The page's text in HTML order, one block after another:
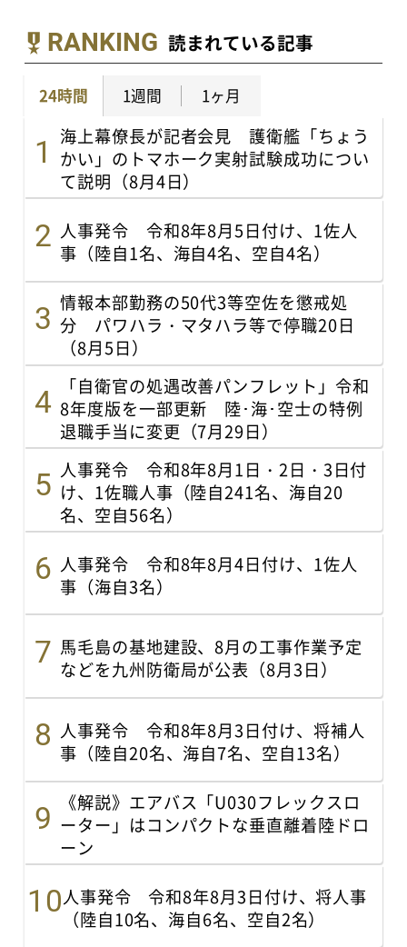
RANKING 読まれている記事
24時間 1週間 1ヶ月
海上幕僚長が記者会見 護衛艦「ちょう
かい」のトマホーク実射試験成功につい
て説明（8月4日）
人事発令 令和8年8月5日付け、1佐人
事（陸自1名、海自4名、空自4名）
情報本部勤務の50代3等空佐を懲戒処
分 パワハラ・マタハラ等で停職20日
（8月5日）
「自衛官の処遇改善パンフレット」令和
8年度版を一部更新 陸･海･空士の特例
退職手当に変更（7月29日）
人事発令 令和8年8月1日・2日・3日付
け、1佐職人事（陸自241名、海自20
名、空自56名）
人事発令 令和8年8月4日付け、1佐人
事（海自3名）
馬毛島の基地建設、8月の工事作業予定
などを九州防衛局が公表（8月3日）
人事発令 令和8年8月3日付け、将補人
事（陸自20名、海自7名、空自13名）
《解説》エアバス「U030フレックスロ
ーター」はコンパクトな垂直離着陸ドロ
ーン
人事発令 令和8年8月3日付け、将人事
（陸自10名、海自6名、空自2名）